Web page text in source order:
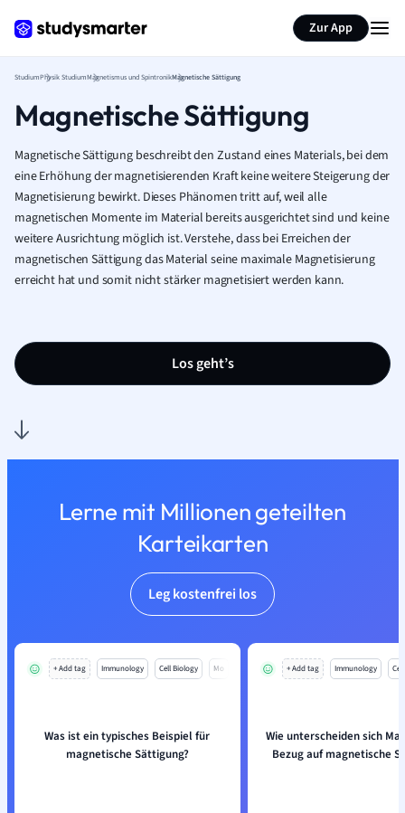
Zur App
StudiumPhysik StudiumMagnetismus und SpintronikMagnetische Sättigung
Magnetische Sättigung
Magnetische Sättigung beschreibt den Zustand eines Materials, bei dem
eine Erhöhung der magnetisierenden Kraft keine weitere Steigerung der
Magnetisierung bewirkt. Dieses Phänomen tritt auf, weil alle
magnetischen Momente im Material bereits ausgerichtet sind und keine
weitere Ausrichtung möglich ist. Verstehe, dass bei Erreichen der
magnetischen Sättigung das Material seine maximale Magnetisierung
erreicht hat und somit nicht stärker magnetisiert werden kann.
Los geht’s
Lerne mit Millionen geteilten
Karteikarten
Leg kostenfrei los
+ Add tag Immunology Cell Biology Mo
Was ist ein typisches Beispiel für
magnetische Sättigung?
+ Add tag Immunology
Wie unterscheiden sich
Bezug auf magnetische